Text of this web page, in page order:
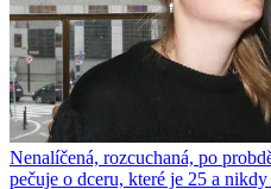
Nenalíčená, rozcuchaná, po
pečuje o dceru, které je 25 a nikdy